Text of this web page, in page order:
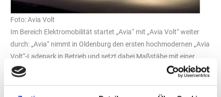
Foto: Avia Volt
Im Bereich Elektromobilität startet „Avia“ mit „Avia Volt“ weiter
durch: „Avia“ nimmt in Oldenburg den ersten hochmodernen „Avia
Volt“-Ladepark in Betrieb und setzt dabei Maßstäbe mit einer
beeindruckenden Ladeleistung von bis zu 400 kW und
ultraschnellem Laden für Elektrofahrzeuge – von privaten PKWs
bis hin zu elektrischen Nutzfahrzeugen und LKWs.